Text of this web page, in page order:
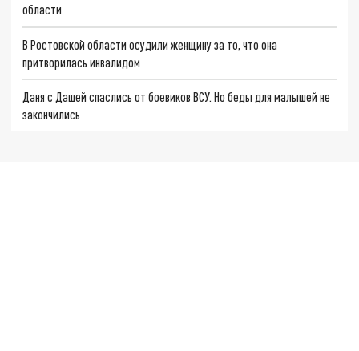
области
В Ростовской области осудили женщину за то, что она
притворилась инвалидом
Даня с Дашей спаслись от боевиков ВСУ. Но беды для малышей не
закончились